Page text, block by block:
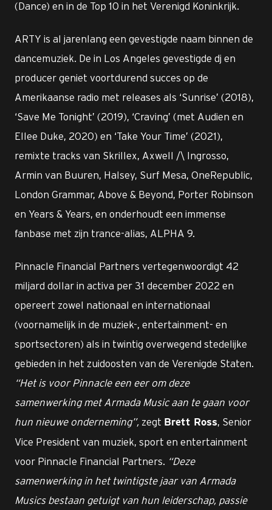
(Dance) en in de Top 10 in het Verenigd Koninkrijk.
ARTY is al jarenlang een gevestigde naam binnen de
dancemuziek. De in Los Angeles gevestigde dj en
producer geniet voortdurend succes op de
Amerikaanse radio met releases als ‘Sunrise’ (2018),
‘Save Me Tonight’ (2019), ‘Craving’ (met Audien en
Ellee Duke, 2020) en ‘Take Your Time’ (2021),
remixte tracks van Skrillex, Axwell /\ Ingrosso,
Armin van Buuren, Halsey, Surf Mesa, OneRepublic,
London Grammar, Above & Beyond, Porter Robinson
en Years & Years, en onderhoudt een immense
fanbase met zijn trance-alias, ALPHA 9.
Pinnacle Financial Partners vertegenwoordigt 42
miljard dollar in activa per 31 december 2022 en
opereert zowel nationaal en internationaal
(voornamelijk in de muziek-, entertainment- en
sportsectoren) als in twintig overwegend stedelijke
gebieden in het zuidoosten van de Verenigde Staten.
“Het is voor Pinnacle een eer om deze
samenwerking met Armada Music aan te gaan voor
hun nieuwe onderneming”, zegt Brett Ross, Senior
Vice President van muziek, sport en entertainment
voor Pinnacle Financial Partners. “Deze
samenwerking in het twintigste jaar van Armada
Musics bestaan getuigt van hun leiderschap, passie